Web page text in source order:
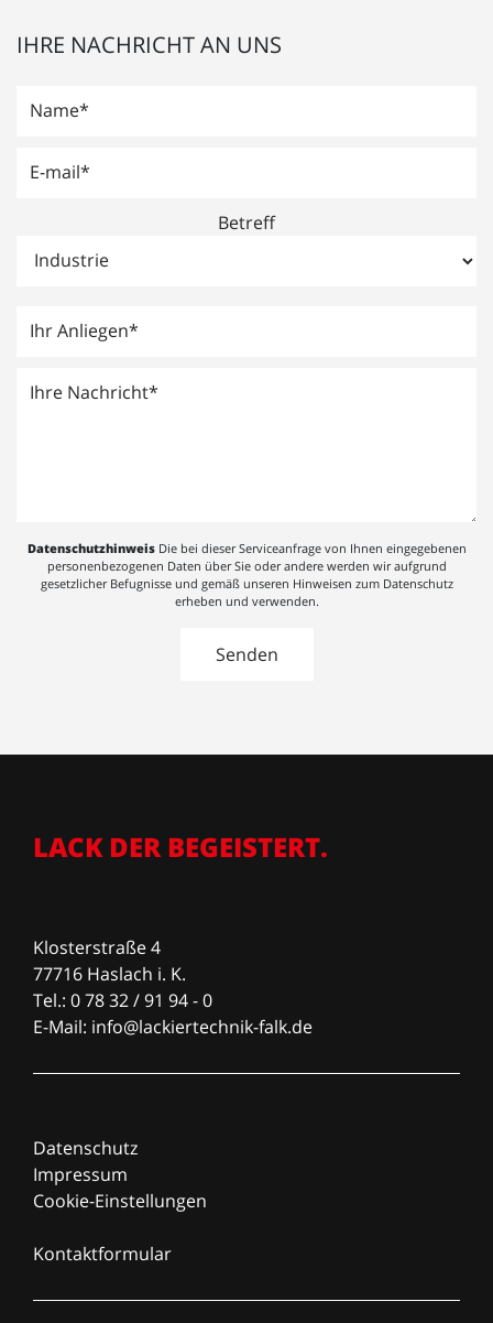
IHRE NACHRICHT AN UNS
Betreff
DatenschutzhinweisDie bei dieser Serviceanfrage von Ihnen eingegebenen
personenbezogenen Daten über Sie oder andere werden wir aufgrund
gesetzlicher Befugnisse und gemäß unseren Hinweisen zum Datenschutz
erheben und verwenden.
LACK DER BEGEISTERT.
Klosterstraße 4
77716 Haslach i. K.
Tel.: 0 78 32 / 91 94 - 0
E-Mail: info@lackiertechnik-falk.de
Datenschutz
Impressum
Cookie-Einstellungen
Kontaktformular